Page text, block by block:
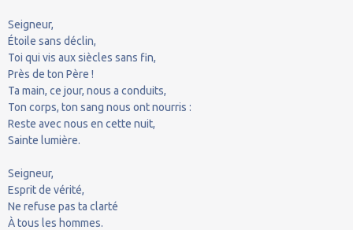
Seigneur,
Étoile sans déclin,
Toi qui vis aux siècles sans fin,
Près de ton Père !
Ta main, ce jour, nous a conduits,
Ton corps, ton sang nous ont nourris :
Reste avec nous en cette nuit,
Sainte lumière.
Seigneur,
Esprit de vérité,
Ne refuse pas ta clarté
À tous les hommes.